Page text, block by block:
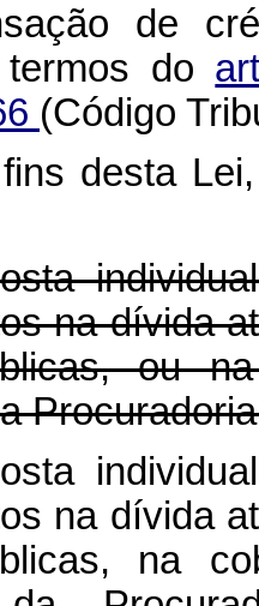
de
do
(Código
desta
na dívida
ou
na dívida
na